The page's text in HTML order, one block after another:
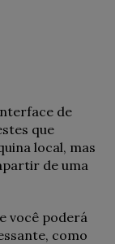
de
que
local, mas
de uma
você poderá
como